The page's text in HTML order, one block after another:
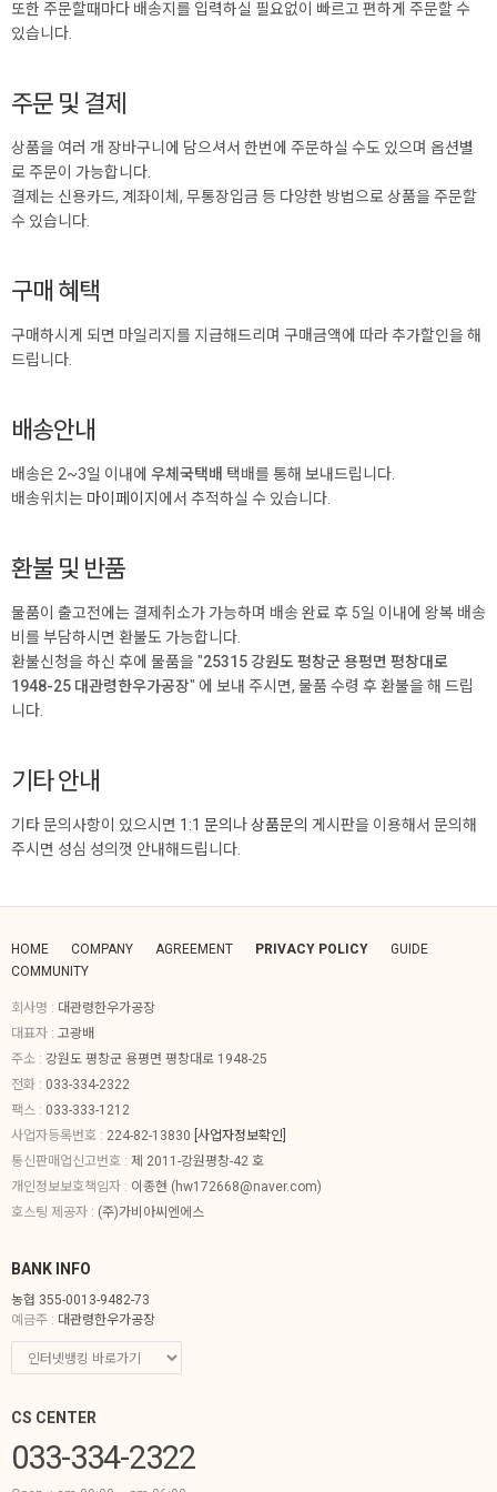
또한 주문할때마다 배송지를 입력하실 필요없이 빠르고 편하게 주문할 수
있습니다.
주문 및 결제
상품을 여러 개 장바구니에 담으셔서 한번에 주문하실 수도 있으며 옵션별
로 주문이 가능합니다.
결제는 신용카드, 계좌이체, 무통장입금 등 다양한 방법으로 상품을 주문할
수 있습니다.
구매 혜택
구매하시게 되면 마일리지를 지급해드리며 구매금액에 따라 추가할인을 해
드립니다.
배송안내
배송은 2~3일 이내에 우체국택배 택배를 통해 보내드립니다.
배송위치는 마이페이지 에서 추적하실 수 있습니다.
환불 및 반품
물품이 출고전에는 결제취소가 가능하며 배송 완료 후 5일 이내에 왕복 배송
비를 부담하시면 환불도 가능합니다.
환불신청을 하신 후에 물품을 "25315 강원도 평창군 용평면 평창대로
1948-25 대관령한우가공장" 에 보내 주시면, 물품 수령 후 환불을 해 드립
니다.
기타 안내
기타 문의사항이 있으시면 1:1 문의 나상품문의 게시판을 이용해서 문의해
주시면 성심 성의껏 안내해드립니다.
HOME COMPANY AGREEMENT PRIVACY POLICY
GUIDE
COMMUNITY
회사명 : 대관령한우가공장
대표자 : 고광배
주소 : 강원도 평창군 용평면 평창대로 1948-25
전화 : 033-334-2322
팩스 : 033-333-1212
사업자등록번호 : 224-82-13830 [사업자정보확인]
통신판매업신고번호 : 제 2011-강원평창-42 호
개인정보보호책임자 : 이종현 (hw172668@naver.com)
호스팅 제공자 : (주)가비아씨엔에스
BANK INFO
농협 355-0013-9482-73
예금주 : 대관령한우가공장
CS CENTER
033-334-2322